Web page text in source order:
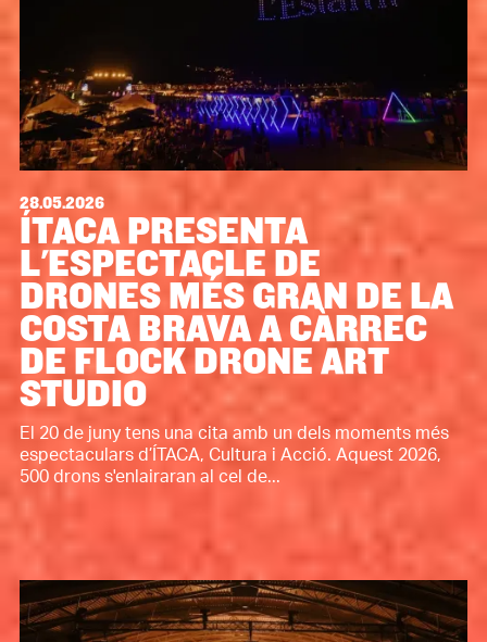
28.05.2026
ÍTACA PRESENTA
L'ESPECTACLE DE
DRONES MÉS GRAN DE LA
COSTA BRAVA A CÀRREC
DE FLOCK DRONE ART
STUDIO
El 20 de juny tens una cita amb un dels moments més
espectaculars d’ÍTACA, Cultura i Acció. Aquest 2026,
500 drons s'enlairaran al cel de...